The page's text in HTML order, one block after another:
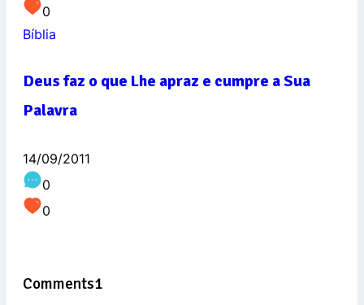
0
Bíblia
Deus faz o que Lhe apraz e cumpre a Sua
Palavra
14/09/2011
0
0
Comments1